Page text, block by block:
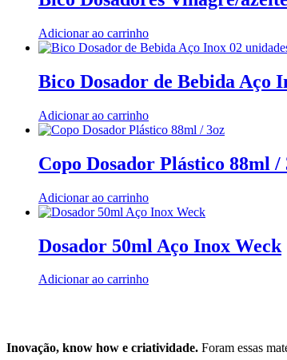
Adicionar ao carrinho
Bico Dosador de Bebida Aço
Adicionar ao carrinho
Copo Dosador Plástico 88ml /
Adicionar ao carrinho
Dosador 50ml Aço Inox Weck
Adicionar ao carrinho
Inovação, know how e criatividade. Foram essas